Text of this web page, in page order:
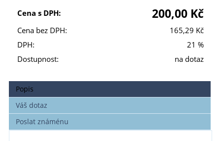
Cena s DPH:
200,00 Kč
Cena bez DPH:
165,29 Kč
DPH:
21 %
Dostupnost:
na dotaz
Popis
Váš dotaz
Poslat známénu